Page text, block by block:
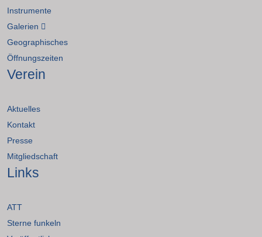
Instrumente
Galerien
Geographisches
Öffnungszeiten
Verein
Aktuelles
Kontakt
Presse
Mitgliedschaft
Links
ATT
Sterne funkeln